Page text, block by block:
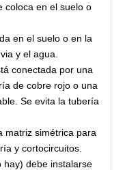
coloca en el suelo o
en el suelo o en la
y el agua.
conectada por una
de cobre rojo o una
Se evita la tubería
matriz simétrica para
y cortocircuitos.
hay) debe instalarse